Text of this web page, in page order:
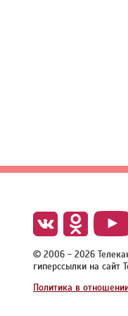
© 2006 - 2026
гиперссылки на сайт
Политика в